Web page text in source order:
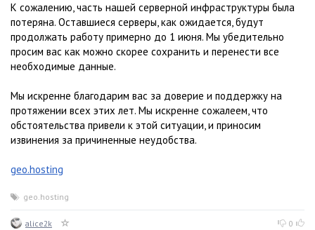
К сожалению, часть нашей серверной инфраструктуры была
потеряна. Оставшиеся серверы, как ожидается, будут
продолжать работу примерно до 1 июня. Мы убедительно
просим вас как можно скорее сохранить и перенести все
необходимые данные.
Мы искренне благодарим вас за доверие и поддержку на
протяжении всех этих лет. Мы искренне сожалеем, что
обстоятельства привели к этой ситуации, и приносим
извинения за причиненные неудобства.
geo.hosting
geo.hosting
alice2k 0